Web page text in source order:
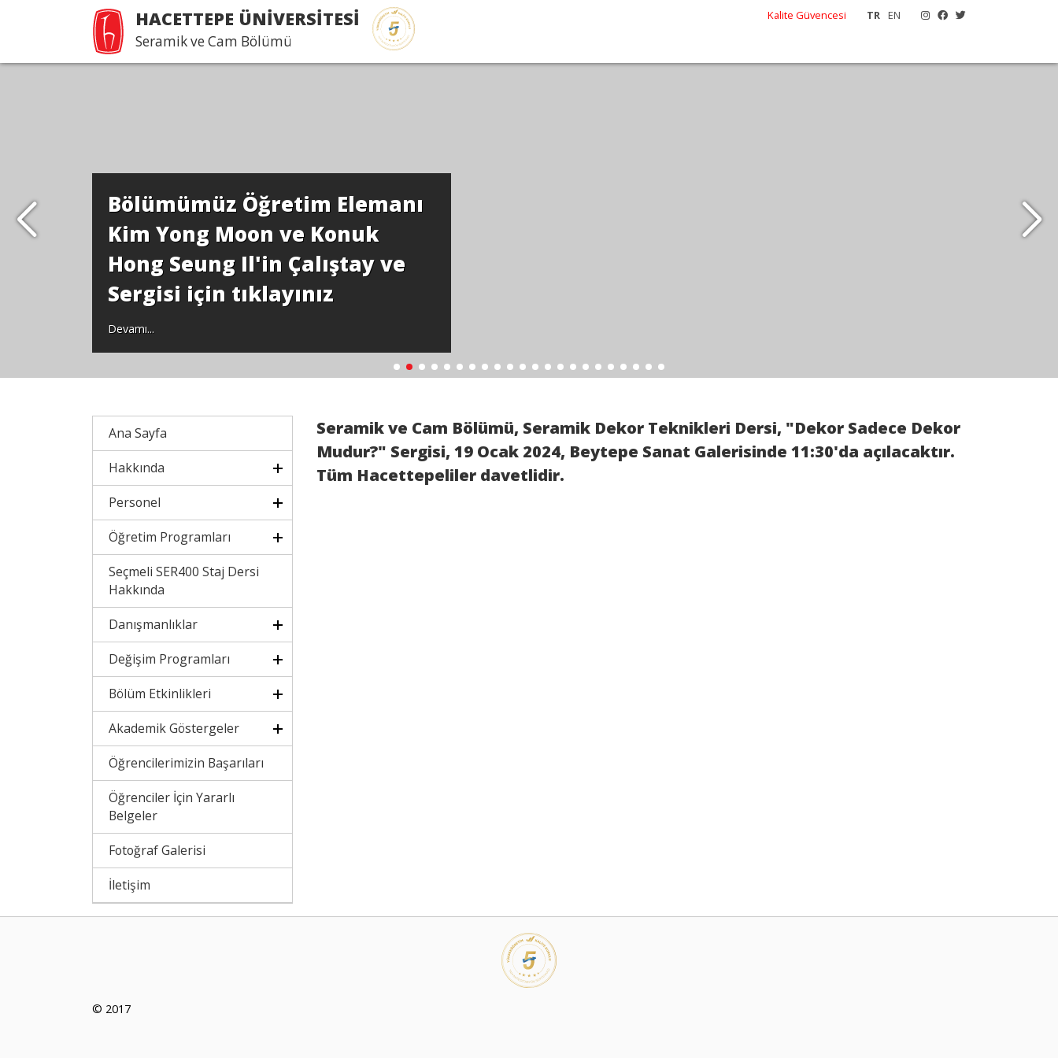
HACETTEPE ÜNİVERSİTESİ
Seramik ve Cam Bölümü
TR EN
Kalite Güvencesi
Bölümümüz Öğretim Elemanı
Kim Yong Moon ve Konuk
Hong Seung Il'in Çalıştay ve
Sergisi için tıklayınız
Devamı...
Ana Sayfa
Hakkında
Personel
Öğretim Programları
Seçmeli SER400 Staj Dersi
Hakkında
Danışmanlıklar
Değişim Programları
Bölüm Etkinlikleri
Akademik Göstergeler
Öğrencilerimizin Başarıları
Öğrenciler İçin Yararlı
Belgeler
Fotoğraf Galerisi
İletişim
Seramik ve Cam Bölümü, Seramik Dekor Teknikleri Dersi, "Dekor Sadece Dekor
Mudur?" Sergisi, 19 Ocak 2024, Beytepe Sanat Galerisinde 11:30'da açılacaktır.
Tüm Hacettepeliler davetlidir.
© 2017